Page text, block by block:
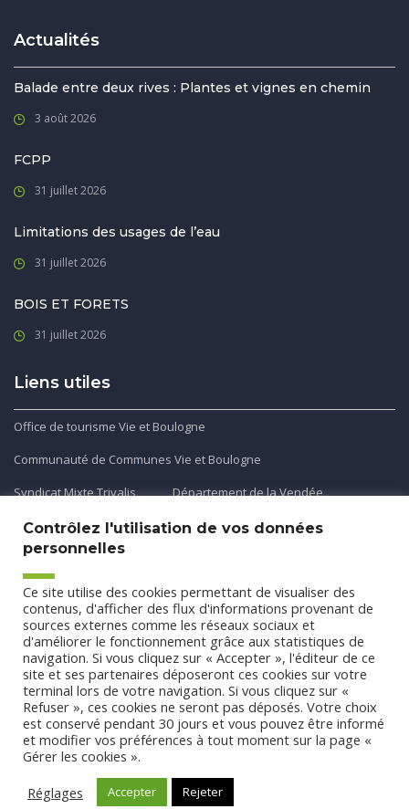
Actualités
Balade entre deux rives : Plantes et vignes en chemin
3 août 2026
FCPP
31 juillet 2026
Limitations des usages de l’eau
31 juillet 2026
BOIS ET FORETS
31 juillet 2026
Liens utiles
Office de tourisme Vie et Boulogne
Communauté de Communes Vie et Boulogne
Syndicat Mixte Trivalis
Département de la Vendée
Application mobile
Découvrez et téléchargez l'application gratuite mobile Ma
Commune et Moi pour recevoir les alertes et les actualités
de votre commune.
ConceptionAgence CUBE
confidentialité- Tous droits réservés Commune de Saint Etienne
du Bois
Contrôlez l'utilisation de vos données
personnelles
Ce site utilise des cookies permettant de visualiser des
contenus, d'afficher des flux d'informations provenant de
sources externes comme les réseaux sociaux et
d'améliorer le fonctionnement grâce aux statistiques de
navigation. Si vous cliquez sur « Accepter », l'éditeur de ce
site et ses partenaires déposeront ces cookies sur votre
terminal lors de votre navigation. Si vous cliquez sur «
Refuser », ces cookies ne seront pas déposés. Votre choix
est conservé pendant 30 jours et vous pouvez être informé
et modifier vos préférences à tout moment sur la page «
Gérer les cookies ».
Réglages
Accepter Rejeter